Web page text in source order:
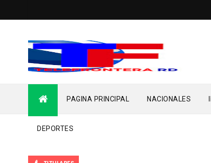
PAGINA PRINCIPAL NACIONALES
DEPORTES